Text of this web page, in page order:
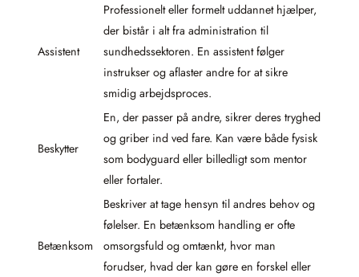
Assistent
Professionelt eller formelt uddannet hjælper,
der bistår i alt fra administration til
sundhedssektoren. En assistent følger
instrukser og aflaster andre for at sikre
smidig arbejdsproces.
Beskytter
En, der passer på andre, sikrer deres tryghed
og griber ind ved fare. Kan være både fysisk
som bodyguard eller billedligt som mentor
eller fortaler.
Betænksom
Beskriver at tage hensyn til andres behov og
følelser. En betænksom handling er ofte
omsorgsfuld og omtænkt, hvor man
forudser, hvad der kan gøre en forskel eller